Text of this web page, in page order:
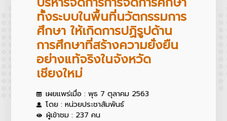
ทั้งระบบในพื้นที่นวัตกรรมการ
ศึกษา ให้เกิดการปฏิรูปด้าน
การศึกษาที่สร้างความยั่งยืน
อย่างแท้จริงในจังหวัด
เชียงใหม่
เผยแพร่เมื่อ : พุธ 7 ตุลาคม 2563
โดย : หน่วยประชาสัมพันธ์
ผู้เข้าชม : 237 คน